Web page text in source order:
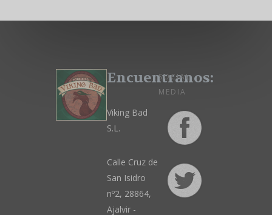
Encuentranos:
Viking Bad
S.L.
Calle Cruz de
San Isidro
nº2, 28864,
Ajalvir -
SOCIAL
MEDIA